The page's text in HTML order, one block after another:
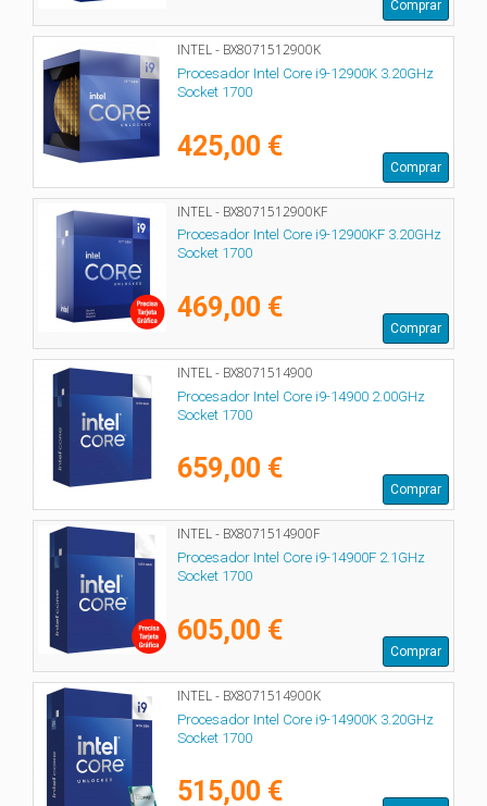
Comprar
INTEL - BX8071512900K
Procesador Intel Core i9-12900K 3.20GHz
Socket 1700
425,00 €
Comprar
INTEL - BX8071512900KF
Procesador Intel Core i9-12900KF 3.20GHz
Socket 1700
469,00 €
Comprar
INTEL - BX8071514900
Procesador Intel Core i9-14900 2.00GHz
Socket 1700
659,00 €
Comprar
INTEL - BX8071514900F
Procesador Intel Core i9-14900F 2.1GHz
Socket 1700
605,00 €
Comprar
INTEL - BX8071514900K
Procesador Intel Core i9-14900K 3.20GHz
Socket 1700
515,00 €